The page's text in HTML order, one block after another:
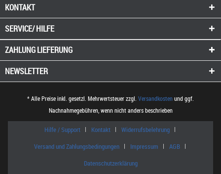
KONTAKT
SERVICE/ HILFE
ZAHLUNGLIEFERUNG
NEWSLETTER
* Alle Preise inkl. gesetzl. Mehrwertsteuer zzgl. Versandkosten und ggf.
Nachnahmegebühren, wenn nicht anders beschrieben
Hilfe / Support Kontakt
Widerrufsbelehrung
Versand und Zahlungsbedingungen
Impressum
AGB
Datenschutzerklärung